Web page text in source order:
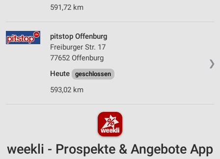
591,72 km
❯
pitstop Offenburg
Freiburger Str. 17
77652 Offenburg
Heute
geschlossen
593,02 km
weekli - Prospekte & Angebote App